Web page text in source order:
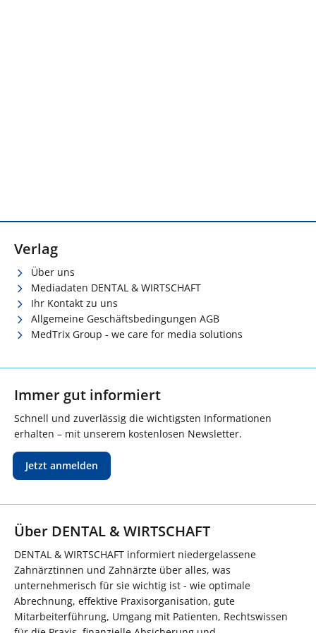
Verlag
Über uns
Mediadaten DENTAL & WIRTSCHAFT
Ihr Kontakt zu uns
Allgemeine Geschäftsbedingungen AGB
MedTrix Group - we care for media solutions
Immer gut informiert
Schnell und zuverlässig die wichtigsten Informationen
erhalten – mit unserem kostenlosen Newsletter.
Jetzt anmelden
Über DENTAL & WIRTSCHAFT
DENTAL & WIRTSCHAFT informiert niedergelassene
Zahnärztinnen und Zahnärzte über alles, was
unternehmerisch für sie wichtig ist - wie optimale
Abrechnung, effektive Praxisorganisation, gute
Mitarbeiterführung, Umgang mit Patienten, Rechtswissen